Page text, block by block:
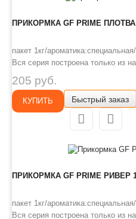
ПРИКОРМКА GF PRIME ПЛОТВА
пакет 1кг/
Вся серия построена только из
получаются воздушными, с
способностью, отлично
со сложной структурой. Для
органич..
205 руб.
КУПИТЬ Быстрый заказ
ПРИКОРМКА GF PRIME РИВЕР
пакет 1кг/
Вся серия построена только из